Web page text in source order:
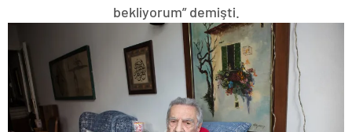
bekliyorum” demişti.